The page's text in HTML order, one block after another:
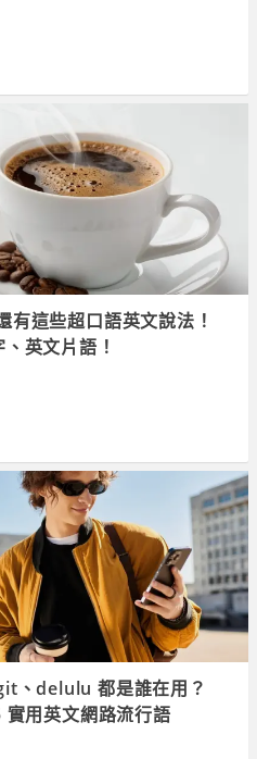
有這些超口語英文說法！
英文片語！
、delulu 都是誰在用？
用英文網路流行語